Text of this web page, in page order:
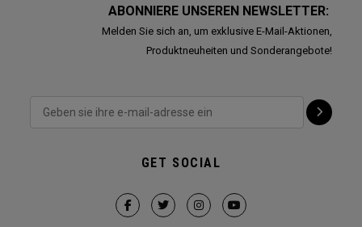
ABONNIERE UNSEREN NEWSLETTER:
Melden Sie sich an, um exklusive E-Mail-Aktionen,
Produktneuheiten und Sonderangebote!
GET SOCIAL